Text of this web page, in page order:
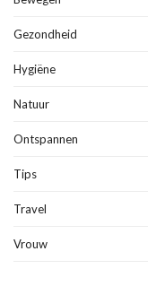
Gezondheid
Hygiëne
Natuur
Ontspannen
Tips
Travel
Vrouw